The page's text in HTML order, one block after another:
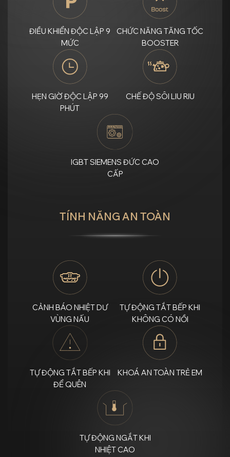
ĐIỀU KHIỂN ĐỘC LẬP 9
MỨC
CHỨC NĂNG TĂNG TỐC
BOOSTER
HẸN GIỜ ĐỘC LẬP 99
PHÚT
CHẾ ĐỘ SÔI LIU RIU
IGBT SIEMENS ĐỨC CAO
CẤP
TÍNH NĂNG AN TOÀN
CẢNH BÁO NHIỆT DƯ
VÙNG NẤU
TỰ ĐỘNG TẮT BẾP KHI
KHÔNG CÓ NỒI
TỰ ĐỘNG TẮT BẾP KHI
ĐỂ QUÊN
KHOÁ AN TOÀN TRẺ EM
TỰ ĐỘNG NGẮT KHI
NHIỆT CAO